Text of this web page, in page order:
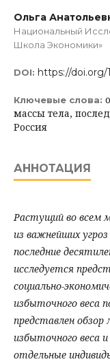
Ольга
Национальный
Школа Экономики»
DOI: https://doi.org/
Ключевые слова:
массы тела,
Россия
АННОТАЦИЯ
Растущий во всем
из важнейших
последние
исследуется
социально-
избыточного веса
представлен
избыточного веса
отдельные